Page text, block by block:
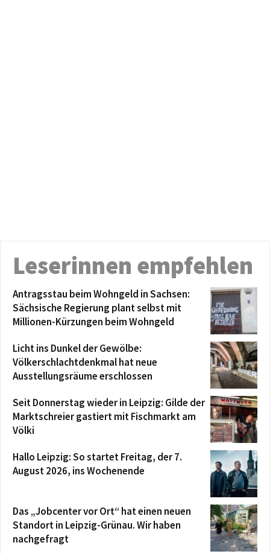
Leserinnen empfehlen
Antragsstau beim Wohngeld in Sachsen:
Sächsische Regierung plant selbst mit
Millionen-Kürzungen beim Wohngeld
Licht ins Dunkel der Gewölbe:
Völkerschlachtdenkmal hat neue
Ausstellungsräume erschlossen
Seit Donnerstag wieder in Leipzig: Gilde der
Marktschreier gastiert mit Fischmarkt am
Völki
Hallo Leipzig: So startet Freitag, der 7.
August 2026, ins Wochenende
Das „Jobcenter vor Ort“ hat einen neuen
Standort in Leipzig-Grünau. Wir haben
nachgefragt